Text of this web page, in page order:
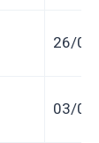
26/
03/